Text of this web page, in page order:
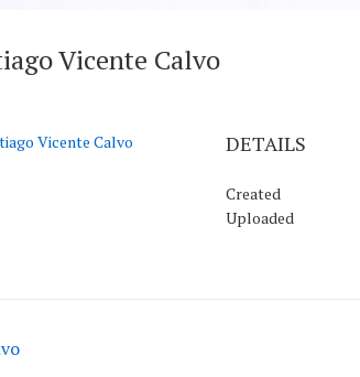
Vicente Calvo
Vicente Calvo DETAILS
Created
Uploaded